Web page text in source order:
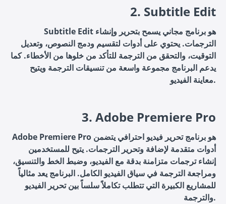
2. Subtitle Edit
Subtitle Edit هو برنامج مجاني يسمح بتحرير وإنشاء
الترجمات. يحتوي على أدوات لتقسيم ودمج النصوص، وتعديل
التوقيت، والتحقق من الترجمة للتأكد من خلوها من الأخطاء. كما
يدعم البرنامج مجموعة واسعة من تنسيقات الترجمة ويتيح
معاينة الفيديو.
3. Adobe Premiere Pro
Adobe Premiere Pro هو برنامج تحرير فيديو احترافي يتضمن
أدوات متقدمة لإضافة وتحرير الترجمات. يتيح للمستخدمين
إنشاء ترجمات متزامنة بدقة مع الفيديو، وضبط الخط والتنسيق،
ومراجعة الترجمة في سياق الفيديو الكامل. البرنامج يعد مثالياً
للمشاريع الكبيرة التي تتطلب تكاملاً سلساً بين تحرير الفيديو
والترجمة.